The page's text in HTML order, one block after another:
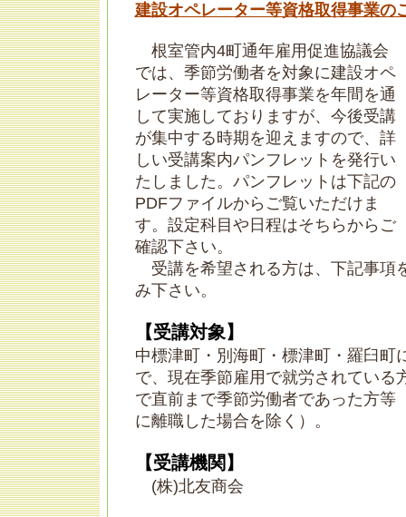
建設オペレーター等資格取得事業の
根室管内4町通年雇用促進協議会
では、季節労働者を対象に建設オペ
レーター等資格取得事業を年間を通
して実施しておりますが、今後受講
が集中する時期を迎えますので、詳
しい受講案内パンフレットを発行い
たしました。パンフレットは下記の
PDFファイルからご覧いただけま
す。設定科目や日程はそちらからご
確認下さい。
受講を希望される方は、下記事項
み下さい。
【受講対象】
中標津町・別海町・標津町・羅臼町
で、現在季節雇用で就労されている
で直前まで季節労働者であった方等
に離職した場合を除く）。
【受講機関】
(株)北友商会